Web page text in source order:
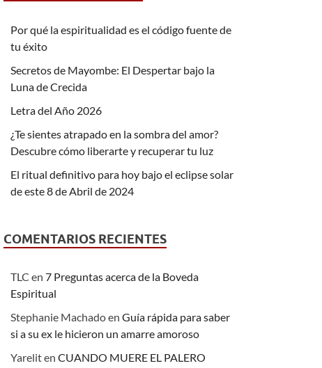
Por qué la espiritualidad es el código fuente de
tu éxito
Secretos de Mayombe: El Despertar bajo la
Luna de Crecida
Letra del Año 2026
¿Te sientes atrapado en la sombra del amor?
Descubre cómo liberarte y recuperar tu luz
El ritual definitivo para hoy bajo el eclipse solar
de este 8 de Abril de 2024
COMENTARIOS RECIENTES
TLC en7 Preguntas acerca de la Boveda
Espiritual
Stephanie MachadoenGuía rápida para saber
si a su ex le hicieron un amarre amoroso
YarelitenCUANDO MUERE EL PALERO